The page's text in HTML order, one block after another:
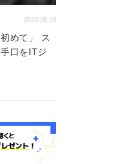
2023.05.19
めて」 ス
口をITジ